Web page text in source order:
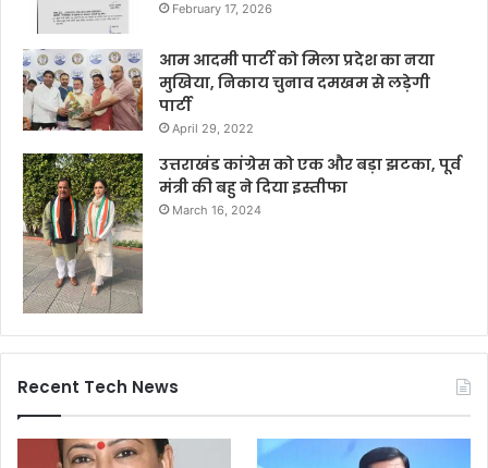
February 17, 2026
आम आदमी पार्टी को मिला प्रदेश का नया
मुखिया, निकाय चुनाव दमखम से लड़ेगी
पार्टी
April 29, 2022
उत्तराखंड कांग्रेस को एक और बड़ा झटका, पूर्व
मंत्री की बहु ने दिया इस्तीफा
March 16, 2024
Recent Tech News